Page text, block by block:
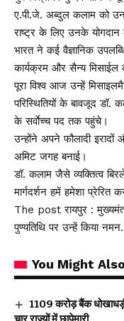
ए.पी.जे. अब्दुल कलाम को
राष्ट्र के लिए उनके
भारत ने कई वैज्ञानिक
कार्यक्रम और सैन्य मिसाईल
पूरा विश्व आज उन्हें
परिस्थितियों के बावजूद
के सर्वाेच्च पद तक पहुंचे।
उन्होंने अपने फौलादी
अमिट जगह बनाई।
डॉ. कलाम जैसे व्यक्तित्व
मार्गदर्शन हमें हमेशा प्रेरित
The post रायपुर :
पुण्यतिथि पर उन्हें किया
You Might
₹1109 करोड़ बैंक